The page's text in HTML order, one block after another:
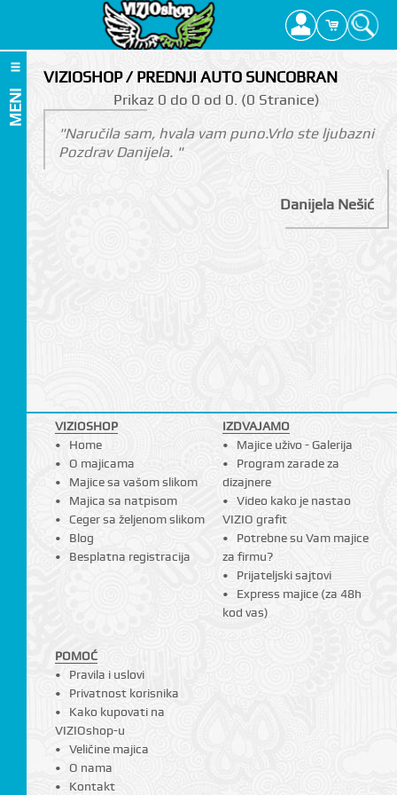
MENI
VIZIOSHOP / PREDNJI AUTO SUNCOBRAN
Prikаz 0 do 0 оd 0. (0 Strаnicе)
"Naručila sam, hvala vam puno.Vrlo ste ljubazni
Pozdrav Danijela. "
Danijela Nešić
VIZIOSHOP
Home
O majicama
Majice sa vašom slikom
Majica sa natpisom
Ceger sa željenom slikom
Blog
Besplatna registracija
IZDVAJAMO
Majice uživo - Galerija
Program zarade za
dizajnere
Video kako je nastao
VIZIO grafit
Potrebne su Vam majice
za firmu?
Prijateljski sajtovi
Express majice (za 48h
kod vas)
POMOĆ
Pravila i uslovi
Privatnost korisnika
Kako kupovati na
VIZIOshop-u
Veličine majica
O nama
Kontakt